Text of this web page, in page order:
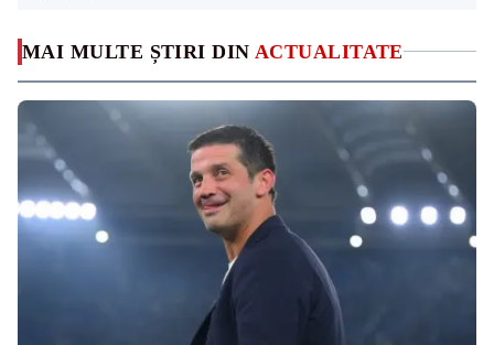
MAI MULTE ȘTIRI DIN ACTUALITATE